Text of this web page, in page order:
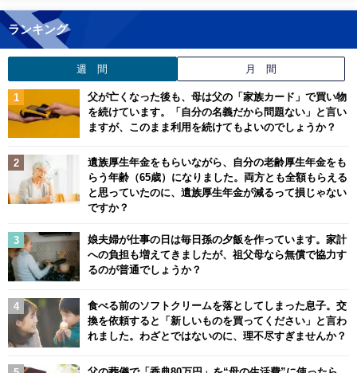
ランキング
週 間 月 間
父が亡くなった後も、母は父の「家族カード」で買い物
を続けています。「自分の名義だから問題ない」と言い
ますが、このまま利用を続けてもよいのでしょうか？
遺族厚生年金をもらいながら、自分の老齢厚生年金をも
らう年齢（65歳）になりました。両方とも全額もらえる
と思っていたのに、遺族厚生年金が減るって損じゃない
ですか？
娘夫婦が仕事の日は毎日孫の夕飯を作っています。家計
への負担も増えてきましたが、祖父母なら無償で協力す
るのが普通でしょうか？
食べる前のソフトクリームを落としてしまった息子。交
換を依頼すると「新しいものを買ってください」と言わ
れました。わざとではないのに、理不尽すぎませんか？
父の葬儀で「香典80万円」を“母の生活費”に使ったら、